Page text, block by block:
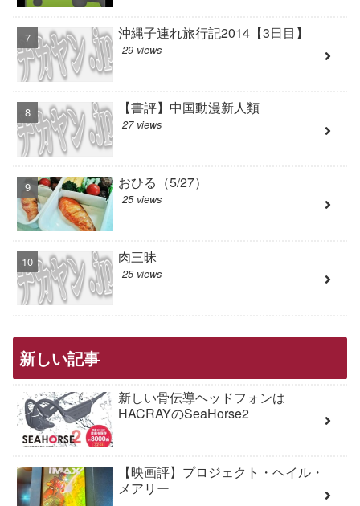
沖縄子連れ旅行記2014【3日目】
29 views
【書評】中国動漫新人類
27 views
おひる（5/27）
25 views
肉三昧
25 views
新しい記事
新しい骨伝導ヘッドフォンは
HACRAYのSeaHorse2
【映画評】プロジェクト・ヘイル・
メアリー